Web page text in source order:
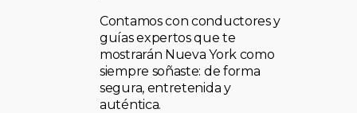
Contamos con conductores y
guías expertos que te
mostrarán Nueva York como
siempre soñaste: de forma
segura, entretenida y
auténtica.